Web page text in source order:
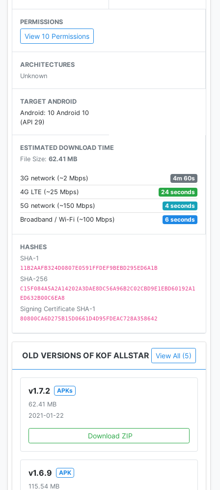
これまでのKOFでは味わえなかったボス攻略の楽し
さ！
様々なパターンを活用して強力なボスに打ち勝て！
■ 多様なモードを楽しもう！
ト！
コントロールを駆使して最速クリアを目指せ！タイム
アタック・チャレンジ！
ルモード！
超爽快アクションが楽しめるコンテンツ満載！
■ 興味津々なストーリー
原作のストーリーはもちろん、KOF ALLSTARならでは
の新しいストーリーも楽しめる！
今まで味わえなかった幻のストーリーを体感せよ！
http://kofallstar.netmarble.jp/notice/index.aspx
[必須環境]
RAM 2GB以上搭載のスマートフォン及びタブレット端
＊必須環境を満たしていない機種については動作が不
安定な場合があります。
＊一部の機種に関しては、必須環境を満たしていても
動作しない場合があります。
＊ゲームプレイ中に動作が重くなってしまう場合、端
末の再起動及び、
ゲーム内[オプション]よりグラフィックの設定をおこな
って頂けますと幸いです。
設定方法:ゲーム内[ロビー]>>[その他]>>[オプショ
ン]>>[グラフィック]にて設定の変更を行えます。
[利用規約]
http://help.netmarble.com/policy/terms_of_service.a
sp?locale=ja_inc
PERMISSIONS
View 10 Permissions
ARCHITECTURES
Unknown
TARGET ANDROID
Android: 10 Android 10
(API 29)
ESTIMATED DOWNLOAD TIME
File Size: 62.41 MB
3G network (~2 Mbps)
4m 60s
4G LTE (~25 Mbps)
24 seconds
5G network (~150 Mbps)
4 seconds
Broadband / Wi-Fi (~100 Mbps)
6 seconds
HASHES
SHA-1
11B2AAFB324D0807E0591FFDEF9BEBD295ED6A1B
SHA-256
C15F084A5A2A14202A3DAE8DC56A96B2C02CBD9E1EBD60192A1
ED632B00C6EA8
Signing Certificate SHA-1
80800CA6D275B15D0661D4D95FDEAC728A358642
OLD VERSIONS OF KOF ALLSTAR View All (5)
v1.7.2
APKs
62.41 MB
2021-01-22
Download ZIP
v1.6.9
APK
115.54 MB